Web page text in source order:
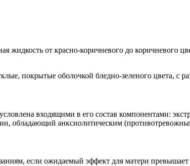
жидкость от красно-коричневого до коричневого
покрытые оболочкой бледно-зеленого цвета, с
входящими в его состав компонентами:
обладающий анксиолитическим
если ожидаемый эффект для матери